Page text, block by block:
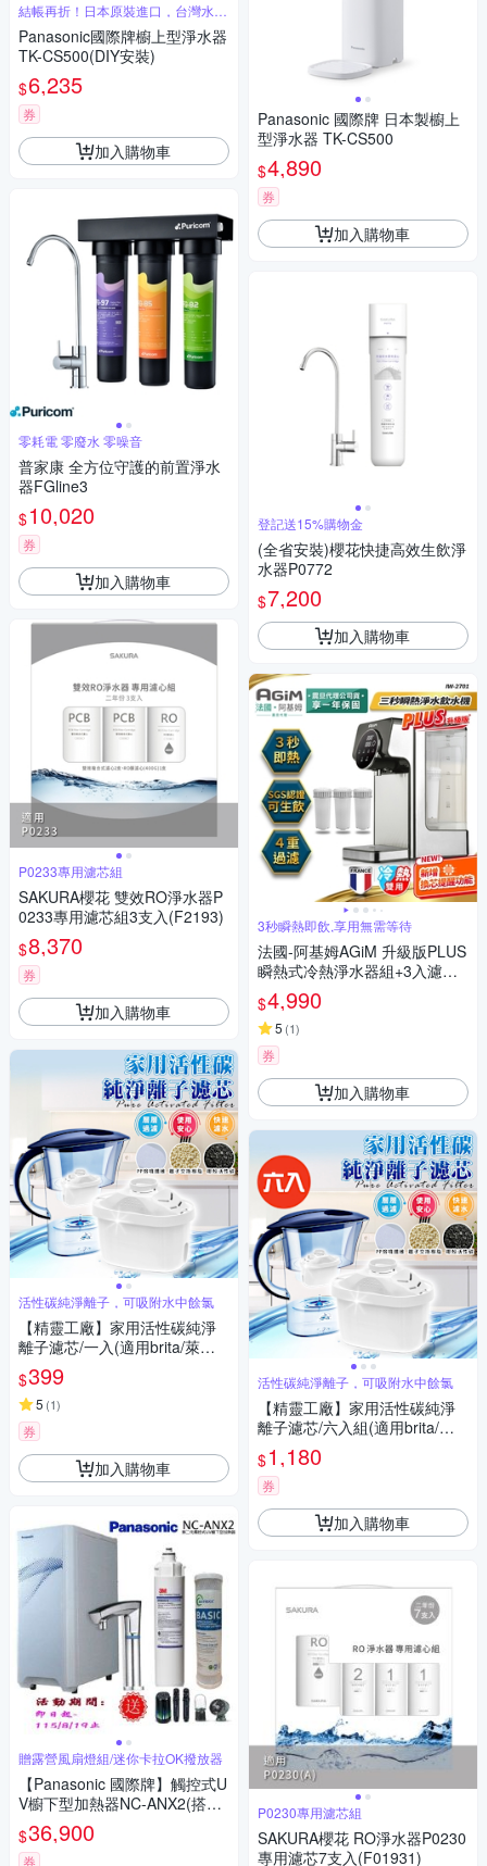
結帳再折！日本原裝進口，台灣水質
專用
Panasonic國際牌櫥上型淨水器
TK-CS500(DIY安裝)
$6,235
券
加入購物車
零耗電 零廢水 零噪音
普家康 全方位守護的前置淨水
器FGline3
$10,020
券
加入購物車
P0233專用濾芯組
SAKURA櫻花 雙效RO淨水器P
0233專用濾芯組3支入(F2193)
$8,370
券
加入購物車
活性碳純淨離子，可吸附水中餘氯
【精靈工廠】家用活性碳純淨
離子濾芯/一入(適用brita/萊卡/
歌林/除垢濾芯/過濾濾芯/淨水
壺/淨水器/過濾水壺/飲水壺)(K0
292-03)
$399
5 (1)
券
加入購物車
贈露營風扇燈組/迷你卡拉OK撥放器
【Panasonic 國際牌】觸控式U
V櫥下型加熱器NC-ANX2(搭配
3M淨水器)
$36,900
券
Panasonic 國際牌 日本製櫥上
型淨水器 TK-CS500
$4,890
券
加入購物車
登記送15%購物金
(全省安裝)櫻花快捷高效生飲淨
水器P0772
$7,200
加入購物車
3秒瞬熱即飲,享用無需等待
法國-阿基姆AGiM 升級版PLUS
瞬熱式冷熱淨水器組+3入濾芯/
冷熱飲水機/開飲機 IW-2701
$4,990
5 (1)
券
加入購物車
活性碳純淨離子，可吸附水中餘氯
【精靈工廠】家用活性碳純淨
離子濾芯/六入組(適用brita/萊
卡/歌林/除垢濾芯/過濾濾芯/淨
水壺/淨水器/過濾水壺/飲水壺)
(K0292-03)
$1,180
券
加入購物車
P0230專用濾芯組
SAKURA櫻花 RO淨水器P0230
專用濾芯7支入(F01931)